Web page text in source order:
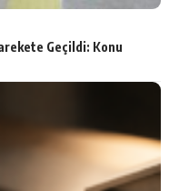
Geçildi: Konu